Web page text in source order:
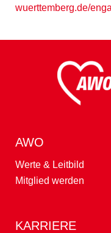
wuerttemberg.de/
AWO
Werte & Leitbild
Mitglied werden
KARRIERE